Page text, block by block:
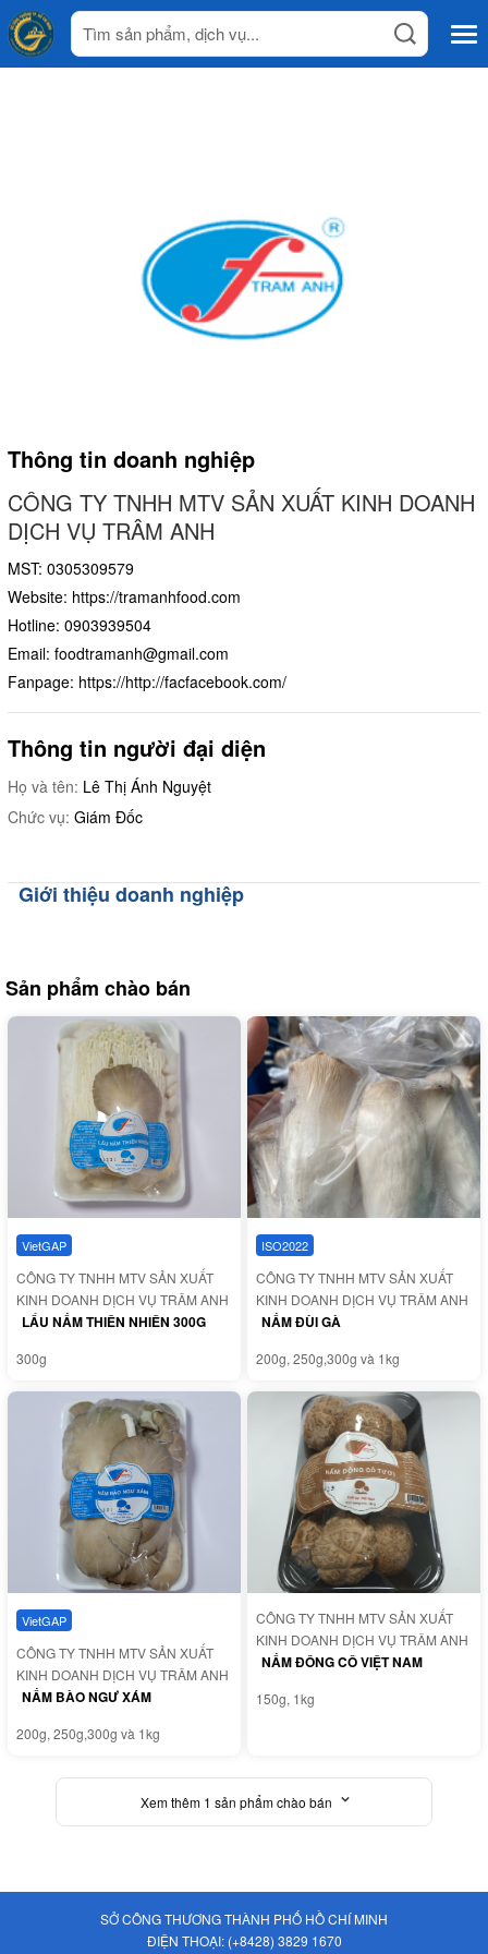
Thông tin doanh nghiệp
CÔNG TY TNHH MTV SẢN XUẤT KINH DOANH
DỊCH VỤ TRÂM ANH
MST: 0305309579
Website: https://tramanhfood.com
Hotline: 0903939504
Email: foodtramanh@gmail.com
Fanpage: https://http://facfacebook.com/
Thông tin người đại diện
Họ và tên: Lê Thị Ánh Nguyệt
Chức vụ: Giám Đốc
Giới thiệu doanh nghiệp
Sản phẩm chào bán
VietGAP
CÔNG TY TNHH MTV SẢN XUẤT
KINH DOANH DỊCH VỤ TRÂM ANH
LẨU NẤM THIÊN NHIÊN 300G
300g
ISO2022
CÔNG TY TNHH MTV SẢN XUẤT
KINH DOANH DỊCH VỤ TRÂM ANH
NẤM ĐÙI GÀ
200g, 250g,300g và 1kg
VietGAP
CÔNG TY TNHH MTV SẢN XUẤT
KINH DOANH DỊCH VỤ TRÂM ANH
NẤM BÀO NGƯ XÁM
200g, 250g,300g và 1kg
CÔNG TY TNHH MTV SẢN XUẤT
KINH DOANH DỊCH VỤ TRÂM ANH
NẤM ĐÔNG CÔ VIỆT NAM
150g, 1kg
Xem thêm 1 sản phẩm chào bán
SỞ CÔNG THƯƠNG THÀNH PHỐ HỒ CHÍ MINH
ĐIỆN THOẠI: (+8428) 3829 1670